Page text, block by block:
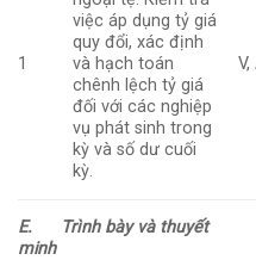
1
việc áp dụng tỷ giá
quy đổi, xác định
và hạch toán
chênh lệch tỷ giá
đối với các nghiệp
vụ phát sinh trong
kỳ và số dư cuối
kỳ.
V,
E.
Trình bày và thuyết
minh